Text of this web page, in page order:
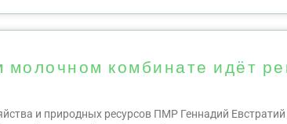
комбинате идёт
и природных ресурсов ПМР Геннадий